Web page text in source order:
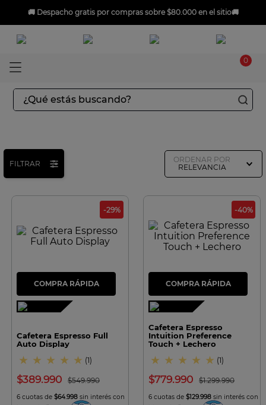
🚚 Despacho gratispor compras sobre $80.000 en el sitio🚚
0
¿Qué estás buscando?
FILTRAR
ORDENAR POR
RELEVANCIA
-29%
Cafetera Espresso Full
Auto Display
★ ★ ★ ★ ★ (1)
$549.990
$389.990
6 cuotas de $64.998 sin interés con
-40%
Cafetera Espresso
Intuition Preference
Touch + Lechero
★ ★ ★ ★ ★ (1)
$1.299.990
$779.990
6 cuotas de $129.998 sin interés con
2.
sarten
ollas
.
olla presión
bateria
9
sarten ceramica